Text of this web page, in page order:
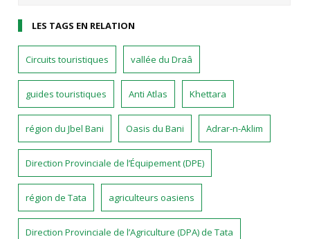
LES TAGS EN RELATION
Circuits touristiques vallée du Draâ
guides touristiques Anti Atlas Khettara
région du Jbel Bani Oasis du Bani Adrar-n-Aklim
Direction Provinciale de l’Équipement (DPE)
région de Tata agriculteurs oasiens
Direction Provinciale de l’Agriculture (DPA) de Tata